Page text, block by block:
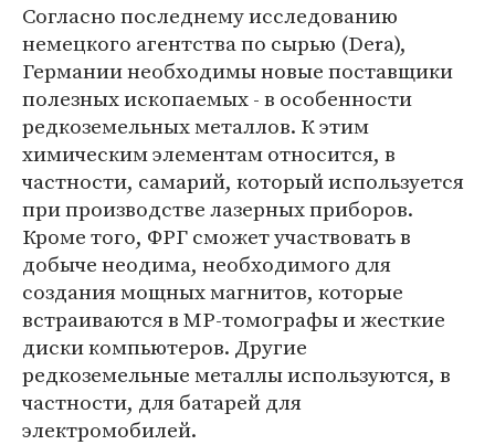
Согласно последнему исследованию
немецкого агентства по сырью (Dera),
Германии необходимы новые поставщики
полезных ископаемых - в особенности
редкоземельных металлов. К этим
химическим элементам относится, в
частности, самарий, который используется
при производстве лазерных приборов.
Кроме того, ФРГ сможет участвовать в
добыче неодима, необходимого для
создания мощных магнитов, которые
встраиваются в МР-томографы и жесткие
диски компьютеров. Другие
редкоземельные металлы используются, в
частности, для батарей для
электромобилей.